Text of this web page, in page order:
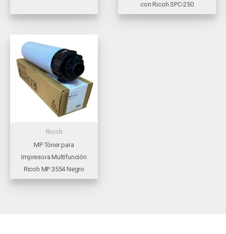
con Ricoh SPC-250
Ricoh
MP Tóner para
Impresora Multifunción
Ricoh MP 3554 Negro